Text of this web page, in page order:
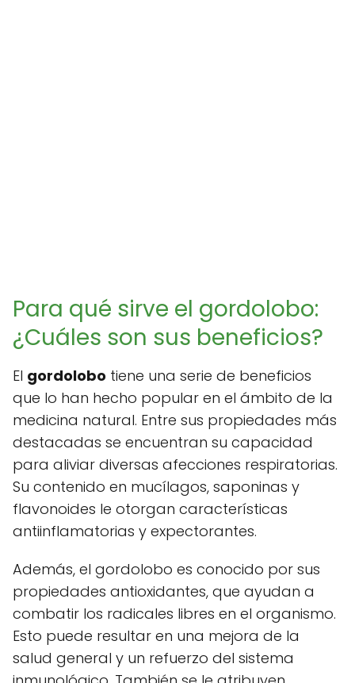
Para qué sirve el gordolobo:
¿Cuáles son sus beneficios?
El gordolobo tiene una serie de beneficios
que lo han hecho popular en el ámbito de la
medicina natural. Entre sus propiedades más
destacadas se encuentran su capacidad
para aliviar diversas afecciones respiratorias.
Su contenido en mucílagos, saponinas y
flavonoides le otorgan características
antiinflamatorias y expectorantes.
Además, el gordolobo es conocido por sus
propiedades antioxidantes, que ayudan a
combatir los radicales libres en el organismo.
Esto puede resultar en una mejora de la
salud general y un refuerzo del sistema